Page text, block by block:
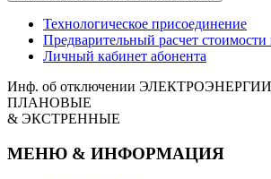
Технологическое присоединение
Предварительный расчет
Личный кабинет абонента
Инф. об отключении ЭЛЕКТРОЭНЕРГИИ
ПЛАНОВЫЕ
& ЭКСТРЕННЫЕ
МЕНЮ & ИНФОРМАЦИЯ